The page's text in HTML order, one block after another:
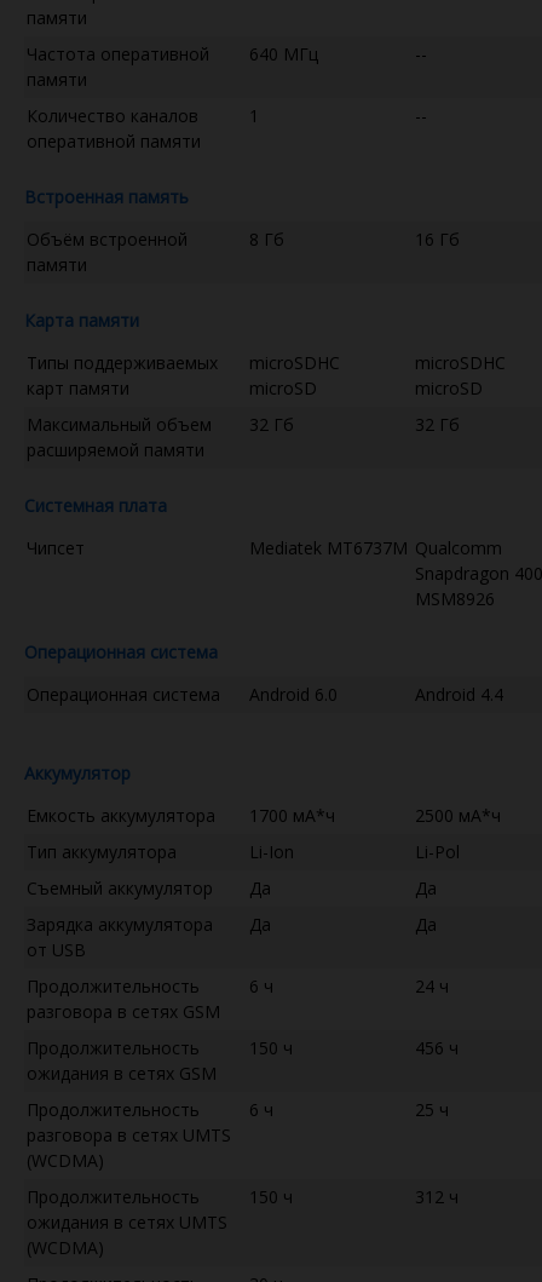
памяти
Частота оперативной
памяти
640 МГц --
Количество каналов
оперативной памяти
1 --
Встроенная память
Объём встроенной
памяти
8 Гб 16 Гб
Карта памяти
Типы поддерживаемых
карт памяти
microSDHC
microSD
microSDHC
microSD
Максимальный объем
расширяемой памяти
32 Гб 32 Гб
Системная плата
Чипсет
Mediatek MT6737M Qualcomm
Snapdragon 400
MSM8926
Операционная система
Операционная система
Android 6.0 Android 4.4
Аккумулятор
Емкость аккумулятора
1700 мА*ч
2500 мА*ч
Тип аккумулятора
Li-Ion
Li-Pol
Съемный аккумулятор
Да
Да
Зарядка аккумулятора
от USB
Да Да
Продолжительность
разговора в сетях GSM
6 ч 24 ч
Продолжительность
ожидания в сетях GSM
150 ч 456 ч
Продолжительность
разговора в сетях UMTS
(WCDMA)
6 ч 25 ч
Продолжительность
ожидания в сетях UMTS
(WCDMA)
150 ч 312 ч